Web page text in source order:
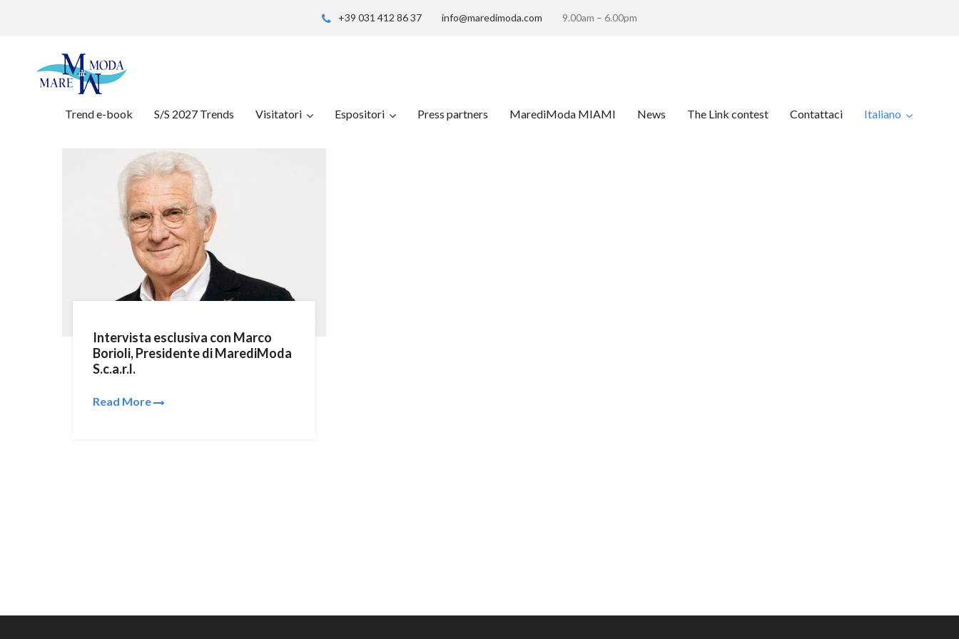
+39 031 412 86 37 info@maredimoda.com 9.00am – 6.00pm
Trend e-book S/S 2027 Trends Visitatori Espositori Press partners MarediModa MIAMI News The Link contest Contattaci Italiano
Intervista esclusiva con Marco
Borioli, Presidente di MarediModa
S.c.a.r.l.
Read More